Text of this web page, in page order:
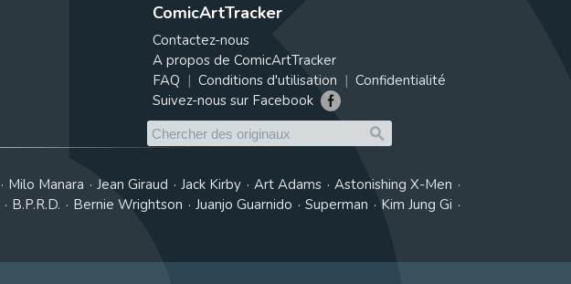
ComicArtTracker
Contactez-nous
A propos de ComicArtTracker
FAQ
Conditions d'utilisation
Confidentialité
Suivez-nous sur Facebook
Milo Manara Jean Giraud Jack Kirby Art Adams
Astonishing X-Men
B.P.R.D. Bernie Wrightson Juanjo Guarnido Superman
Kim Jung Gi